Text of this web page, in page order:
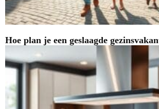
Hoe plan je een geslaagde